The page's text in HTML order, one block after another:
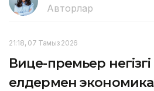
Авторлар
21:18, 07 Тамыз 2026
Вице-премьер негізгі
елдермен